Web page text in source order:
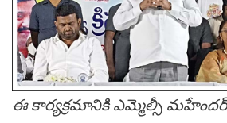
ఈ కార్యక్రమానికి ఎమ్మెల్సీ మహేందర్